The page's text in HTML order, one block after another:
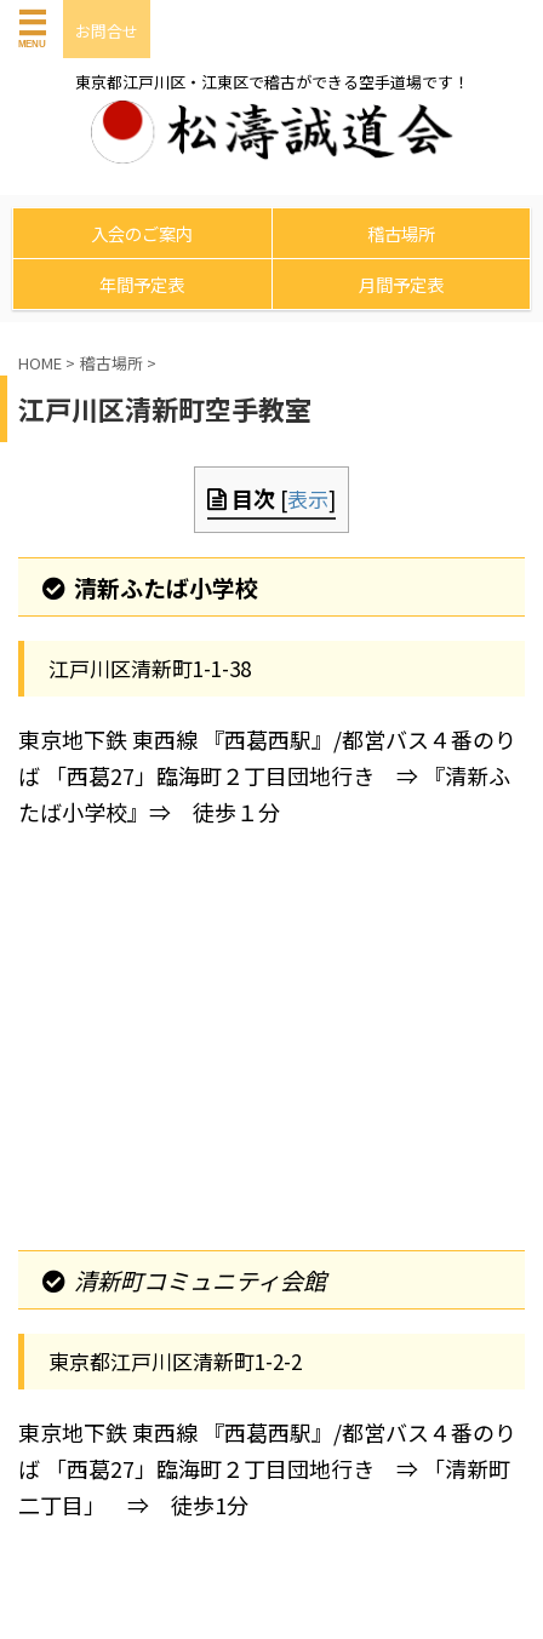
お問合せ
東京都江戸川区・江東区で稽古ができる空手道場です！
入会のご案内
稽古場所
年間予定表
月間予定表
HOME > 稽古場所 >
江戸川区清新町空手教室
目次 [表示]
清新ふたば小学校
江戸川区清新町1-1-38
東京地下鉄 東西線 『西葛西駅』/都営バス４番のり
ば 「西葛27」臨海町２丁目団地行き ⇒ 『清新ふ
たば小学校』⇒ 徒歩１分
清新町コミュニティ会館
東京都江戸川区清新町1-2-2
東京地下鉄 東西線 『西葛西駅』/都営バス４番のり
ば 「西葛27」臨海町２丁目団地行き ⇒ 「清新町
二丁目」 ⇒ 徒歩1分